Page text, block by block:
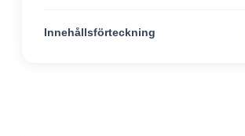
Innehållsförteckning